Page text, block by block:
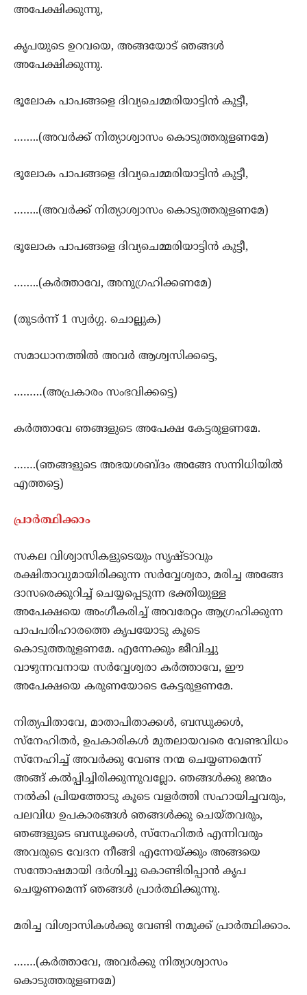
അപേക്ഷിക്കുന്നു,
കൃപയുടെ ഉറവയെ, അങ്ങയോട് ഞങ്ങള്‍
അപേക്ഷിക്കുന്നു.
ഭൂലോക പാപങ്ങളെ ദിവ്യചെമ്മരിയാട്ടിന്‍ കുട്ടീ,
……..(അവര്‍ക്ക് നിത്യാശ്വാസം കൊടുത്തരുളണമേ)
ഭൂലോക പാപങ്ങളെ ദിവ്യചെമ്മരിയാട്ടിന്‍ കുട്ടീ,
……..(അവര്‍ക്ക് നിത്യാശ്വാസം കൊടുത്തരുളണമേ)
ഭൂലോക പാപങ്ങളെ ദിവ്യചെമ്മരിയാട്ടിന്‍ കുട്ടീ,
……..(കര്‍ത്താവേ, അനുഗ്രഹിക്കണമേ)
(തുടര്‍ന്ന്‍ 1 സ്വര്‍ഗ്ഗ. ചൊല്ലുക)
സമാധാനത്തില്‍ അവര്‍ ആശ്വസിക്കട്ടെ,
………(അപ്രകാരം സംഭവിക്കട്ടെ)
കര്‍ത്താവേ ഞങ്ങളുടെ അപേക്ഷ കേട്ടരുളണമേ.
…….(ഞങ്ങളുടെ അഭയശബ്ദം അങ്ങേ സന്നിധിയില്‍
എത്തട്ടെ)
പ്രാര്‍ത്ഥിക്കാം
സകല വിശ്വാസികളുടെയും സൃഷ്ടാവും
രക്ഷിതാവുമായിരിക്കുന്ന സര്‍വ്വേശ്വരാ, മരിച്ച അങ്ങേ
ദാസരെക്കുറിച്ച് ചെയ്യപ്പെടുന്ന ഭക്തിയുള്ള
അപേക്ഷയെ അംഗീകരിച്ച് അവരേറ്റം ആഗ്രഹിക്കുന്ന
പാപപരിഹാരത്തെ കൃപയോടു കൂടെ
കൊടുത്തരുളണമേ. എന്നേക്കും ജീവിച്ചു
വാഴുന്നവനായ സര്‍വ്വേശ്വരാ കര്‍ത്താവേ, ഈ
അപേക്ഷയെ കരുണയോടെ കേട്ടരുളണമേ.
നിത്യപിതാവേ, മാതാപിതാക്കള്‍, ബന്ധുക്കള്‍,
സ്നേഹിതര്‍, ഉപകാരികള്‍ മുതലായവരെ വേണ്ടവിധം
സ്നേഹിച്ച് അവര്‍ക്കു വേണ്ട നന്മ ചെയ്യണമെന്ന്
അങ്ങ് കല്‍പ്പിച്ചിരിക്കുന്നുവല്ലോ. ഞങ്ങള്‍ക്കു ജന്മം
നല്‍കി പ്രിയത്തോടു കൂടെ വളര്‍ത്തി സഹായിച്ചവരും,
പലവിധ ഉപകാരങ്ങള്‍ ഞങ്ങള്‍ക്കു ചെയ്തവരും,
ഞങ്ങളുടെ ബന്ധുക്കള്‍, സ്നേഹിതര്‍ എന്നിവരും
അവരുടെ വേദന നീങ്ങി എന്നേയ്ക്കും അങ്ങയെ
സന്തോഷമായി ദര്‍ശിച്ചു കൊണ്ടിരിപ്പാന്‍ കൃപ
ചെയ്യണമെന്ന് ഞങ്ങള്‍ പ്രാര്‍ത്ഥിക്കുന്നു.
മരിച്ച വിശ്വാസികള്‍ക്കു വേണ്ടി നമുക്ക് പ്രാര്‍ത്ഥിക്കാം.
…….(കര്‍ത്താവേ, അവര്‍ക്കു നിത്യാശ്വാസം
കൊടുത്തരുളണമേ)